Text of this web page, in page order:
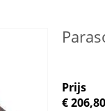
Prijs
€ 206,80